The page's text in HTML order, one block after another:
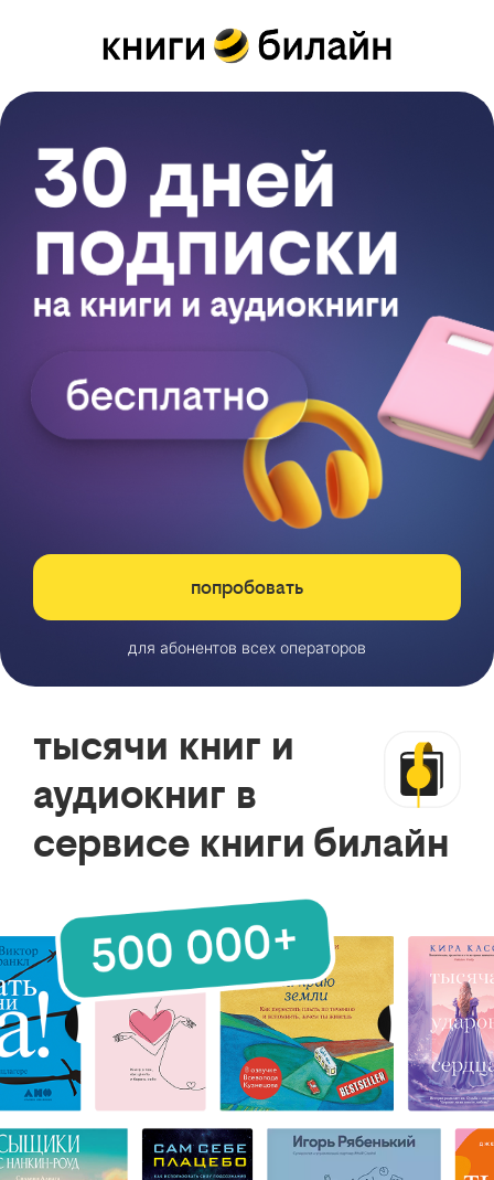
попробовать
для абонентов всех операторов
тысячи книг и
аудиокниг в
сервисе книги билайн